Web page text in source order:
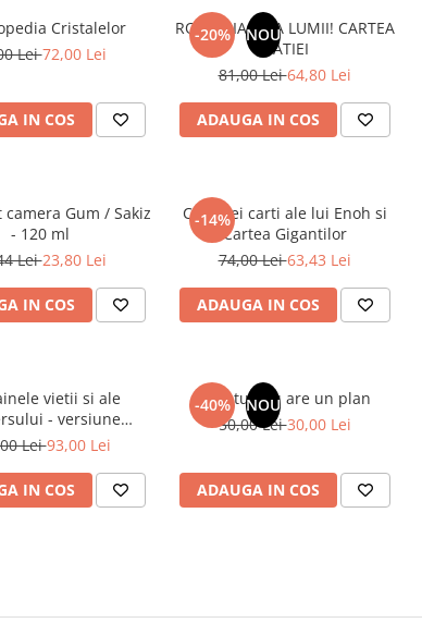
Cristalelor
Lei72,00 Lei
IN COS
-20% NOU
ROMANIA, AXA LUMII! CARTEA
NATIEI
81,00 Lei64,80 Lei
ADAUGA IN COS
Gum / Sakiz
- 120 ml
Lei23,80 Lei
IN COS
-14%
Cele trei carti ale lui Enoh si
Cartea Gigantilor
74,00 Lei63,43 Lei
ADAUGA IN COS
vietii si ale
- versiune
1939. Volumele I-
Lei93,00 Lei
IN COS
-40% NOU
Sufletul tau are un plan
50,00 Lei30,00 Lei
ADAUGA IN COS